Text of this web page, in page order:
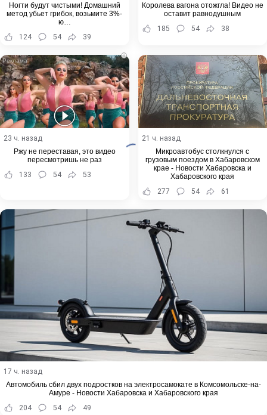
Ногти будут чистыми! Домашний
метод убьет грибок, возьмите 3%-
ю…
124
54 39
Королева вагона отожгла! Видео не
оставит равнодушным
185
54 38
i
23 ч. назад
Ржу не переставая, это видео
пересмотришь не раз
133
54 53
21 ч. назад
Микроавтобус столкнулся с
грузовым поездом в Хабаровском
крае - Новости Хабаровска и
Хабаровского края
277
54 61
17 ч. назад
Автомобиль сбил двух подростков на электросамокате в Комсомольске-на-
Амуре - Новости Хабаровска и Хабаровского края
204
54 49